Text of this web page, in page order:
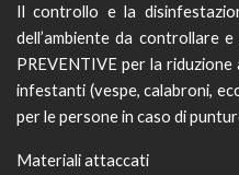
Il controllo e la
dell’ambiente da controllare
PREVENTIVE per la
infestanti (vespe, calabroni,
per le persone in caso di
Materiali attaccati